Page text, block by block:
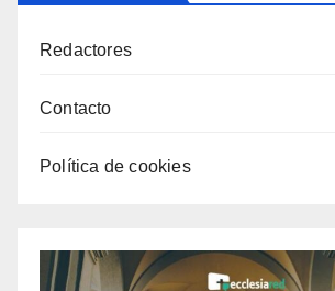
Redactores
Contacto
Política de cookies